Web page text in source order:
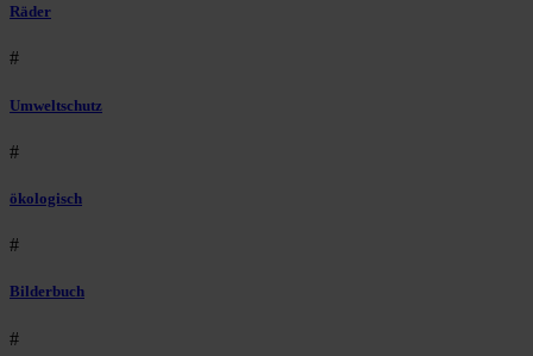
Räder
#
Umweltschutz
#
ökologisch
#
Bilderbuch
#